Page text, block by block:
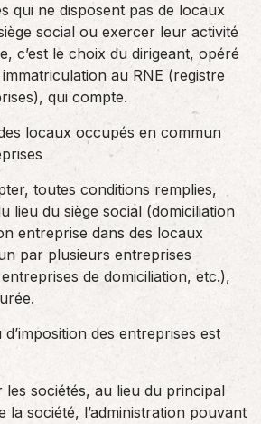
qui ne disposent pas de locaux
social ou exercer leur activité
c’est le choix du dirigeant, opéré
au RNE (registre
qui compte.
locaux occupés en commun
toutes conditions remplies,
lieu du siège social (domiciliation
entreprise dans des locaux
par plusieurs entreprises
de domiciliation, etc.),
des entreprises est
les sociétés, au lieu du principal
la société, l’administration pouvant